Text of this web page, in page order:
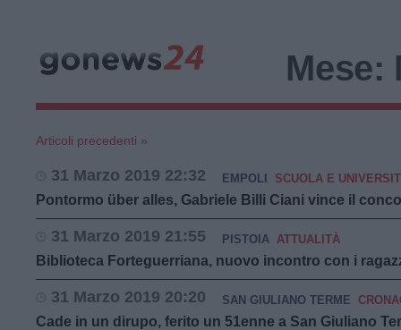
Mese:
Articoli precedenti »
31 Marzo 2019 22:32 EMPOLI SCUOLA E
Pontormo über alles, Gabriele Billi Ciani vince il
31 Marzo 2019 21:55 PISTOIA ATTUALITÀ
Biblioteca Forteguerriana, nuovo incontro con i
31 Marzo 2019 20:20 SAN GIULIANO TERME
Cade in un dirupo, ferito un 51enne a San Giuliano